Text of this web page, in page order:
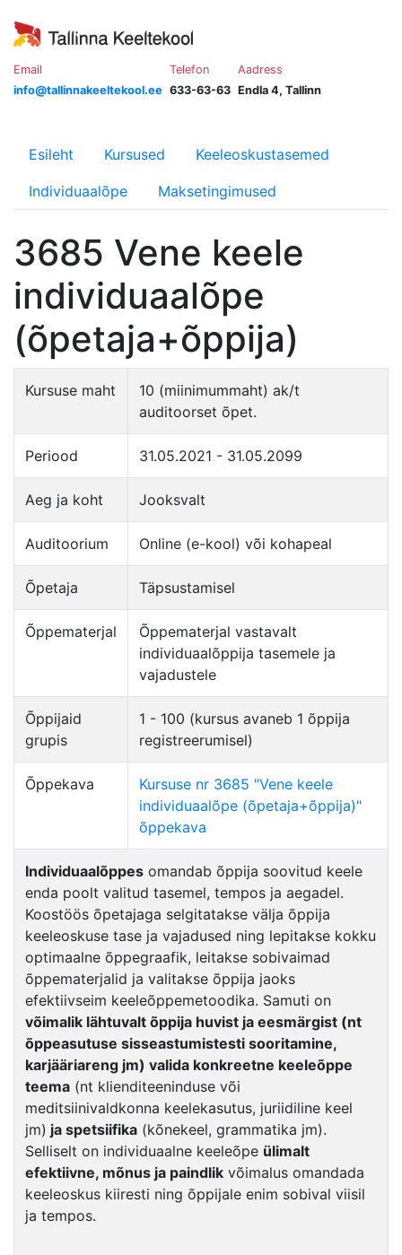
Email
info@tallinnakeeltekool.ee
Telefon
633-63-63
Aadress
Endla 4, Tallinn
Esileht Kursused Keeleoskustasemed
Individuaalõpe Maksetingimused
3685 Vene keele
individuaalõpe
(õpetaja+õppija)
Kursuse maht
10 (miinimummaht) ak/t
auditoorset õpet.
Periood 31.05.2021 - 31.05.2099
Aeg ja koht Jooksvalt
Auditoorium Online (e-kool) või kohapeal
Õpetaja Täpsustamisel
Õppematerjal
Õppematerjal vastavalt
individuaalõppija tasemele ja
vajadustele
Õppijaid
grupis
1 - 100 (kursus avaneb 1 õppija
registreerumisel)
Õppekava
Kursuse nr 3685 "Vene keele
individuaalõpe (õpetaja+õppija)"
õppekava
Individuaalõppes omandab õppija soovitud keele
enda poolt valitud tasemel, tempos ja aegadel.
Koostöös õpetajaga selgitatakse välja õppija
keeleoskuse tase ja vajadused ning lepitakse kokku
optimaalne õppegraafik, leitakse sobivaimad
õppematerjalid ja valitakse õppija jaoks
efektiivseim keeleõppemetoodika. Samuti on
võimalik lähtuvalt õppija huvist ja eesmärgist (nt
õppeasutuse sisseastumistesti sooritamine,
karjääriareng jm) valida konkreetne keeleõppe
teema (nt klienditeeninduse või
meditsiinivaldkonna keelekasutus, juriidiline keel
jm) ja spetsiifika (kõnekeel, grammatika jm).
Selliselt on individuaalne keeleõpe ülimalt
efektiivne, mõnus ja paindlik võimalus omandada
keeleoskus kiiresti ning õppijale enim sobival viisil
ja tempos.